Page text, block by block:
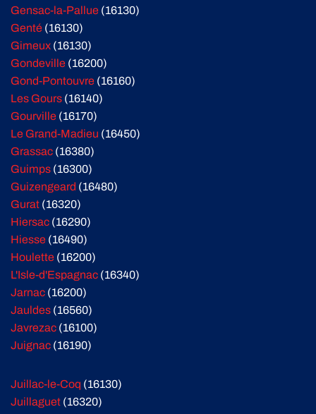
Gensac-la-Pallue (16130)
Genté (16130)
Gimeux (16130)
Gondeville (16200)
Gond-Pontouvre (16160)
Les Gours (16140)
Gourville (16170)
Le Grand-Madieu (16450)
Grassac (16380)
Guimps (16300)
Guizengeard (16480)
Gurat (16320)
Hiersac (16290)
Hiesse (16490)
Houlette (16200)
L'Isle-d'Espagnac (16340)
Jarnac (16200)
Jauldes (16560)
Javrezac (16100)
Juignac (16190)
Juillac-le-Coq (16130)
Juillaguet (16320)